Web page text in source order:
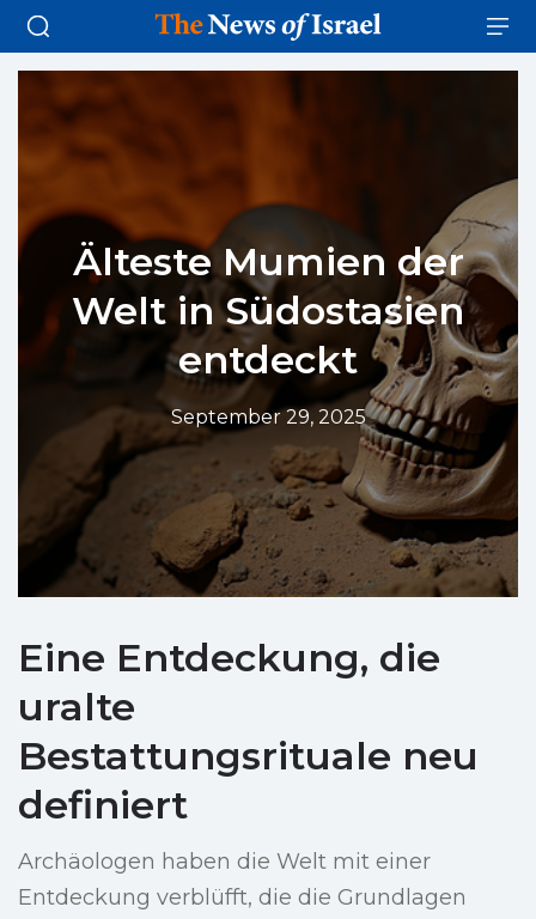
Älteste Mumien der
Welt in Südostasien
entdeckt
September 29, 2025
Eine Entdeckung, die
uralte
Bestattungsrituale neu
definiert
Archäologen haben die Welt mit einer
Entdeckung verblüfft, die die Grundlagen